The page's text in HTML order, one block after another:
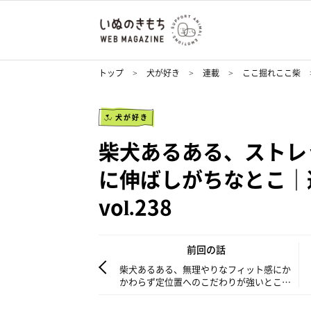
トップ 犬が好き 連載 ここ掘れここ柴
犬が好き
柴犬あるある、スト
に伸ばしがちなとこ
vol.238
前回の話
柴犬あるある、無理やりなフィット感にか
かわらず定位置へのこだわりが強いとこ｜